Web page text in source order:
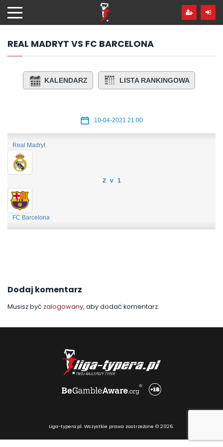
hdo
treści
REAL MADRYT VS FC BARCELONA
KALENDARZ LISTA RANKINGOWA
10-04-2021 21:00
Real Madryt
2 v 1
FC Barcelona
Dodaj komentarz
Musisz być zalogowany, aby dodać komentarz.
Liga-typera.pl. Wszystkie prawa zastrzeżone © 2026.